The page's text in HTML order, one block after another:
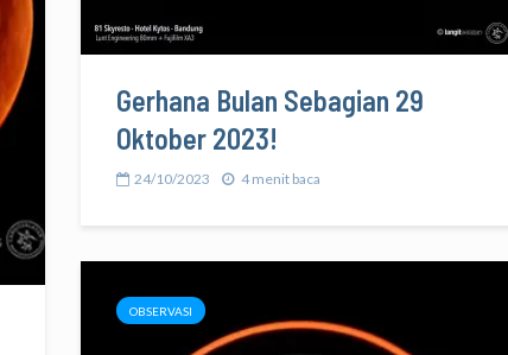
Gerhana Bulan Sebagian 29
Oktober 2023!
24/10/2023 4 menit baca
OBSERVASI